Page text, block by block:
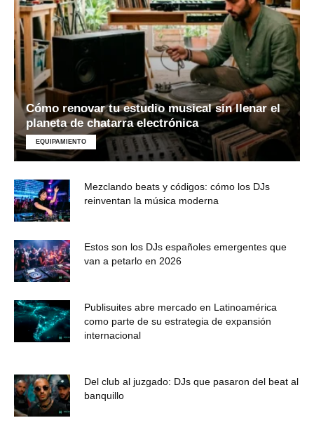
Cómo renovar tu estudio musical sin llenar el
planeta de chatarra electrónica
EQUIPAMIENTO
Mezclando beats y códigos: cómo los DJs
reinventan la música moderna
Estos son los DJs españoles emergentes que
van a petarlo en 2026
Publisuites abre mercado en Latinoamérica
como parte de su estrategia de expansión
internacional
Del club al juzgado: DJs que pasaron del beat al
banquillo